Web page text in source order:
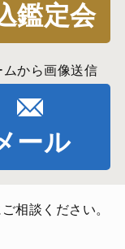
鑑定会
ムから画像送信
ール
相談ください。